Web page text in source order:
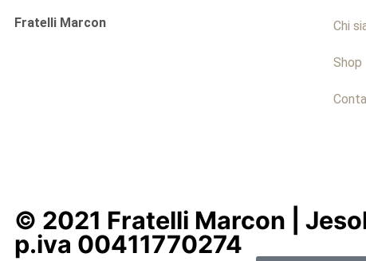
Fratelli Marcon Chi
Shop
© 2021 Fratelli Marcon |
p.iva 00411770274